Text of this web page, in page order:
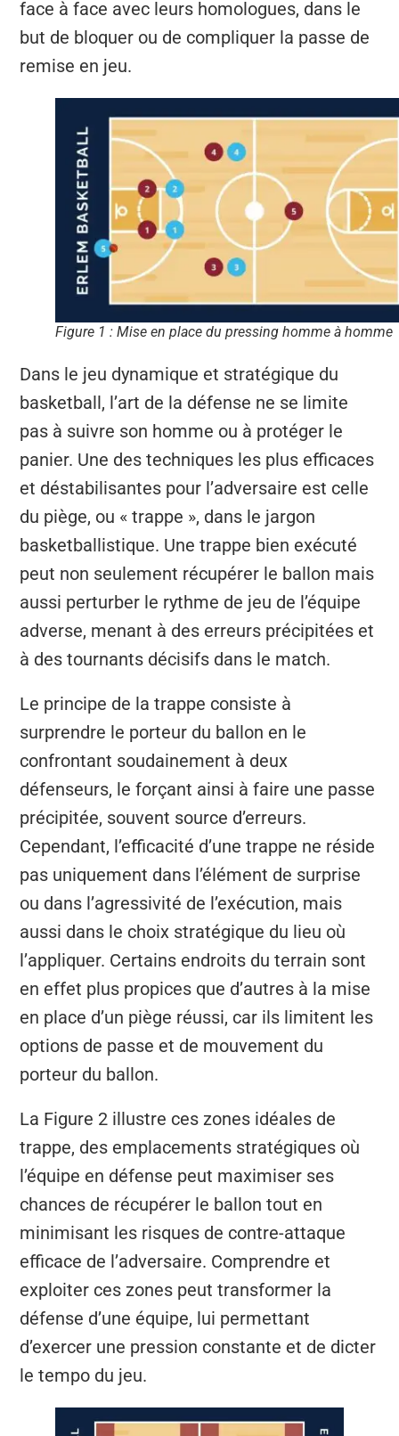
face à face avec leurs homologues, dans le
but de bloquer ou de compliquer la passe de
remise en jeu.
Figure 1 : Mise en place du pressing homme à homme
Dans le jeu dynamique et stratégique du
basketball, l’art de la défense ne se limite
pas à suivre son homme ou à protéger le
panier. Une des techniques les plus efficaces
et déstabilisantes pour l’adversaire est celle
du piège, ou « trappe », dans le jargon
basketballistique. Une trappe bien exécuté
peut non seulement récupérer le ballon mais
aussi perturber le rythme de jeu de l’équipe
adverse, menant à des erreurs précipitées et
à des tournants décisifs dans le match.
Le principe de la trappe consiste à
surprendre le porteur du ballon en le
confrontant soudainement à deux
défenseurs, le forçant ainsi à faire une passe
précipitée, souvent source d’erreurs.
Cependant, l’efficacité d’une trappe ne réside
pas uniquement dans l’élément de surprise
ou dans l’agressivité de l’exécution, mais
aussi dans le choix stratégique du lieu où
l’appliquer. Certains endroits du terrain sont
en effet plus propices que d’autres à la mise
en place d’un piège réussi, car ils limitent les
options de passe et de mouvement du
porteur du ballon.
La Figure 2 illustre ces zones idéales de
trappe, des emplacements stratégiques où
l’équipe en défense peut maximiser ses
chances de récupérer le ballon tout en
minimisant les risques de contre-attaque
efficace de l’adversaire. Comprendre et
exploiter ces zones peut transformer la
défense d’une équipe, lui permettant
d’exercer une pression constante et de dicter
le tempo du jeu.